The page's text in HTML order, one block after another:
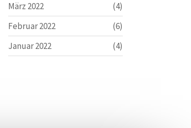
März 2022
(4)
Februar 2022
(6)
Januar 2022
(4)